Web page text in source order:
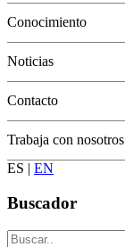
Adultos
Grandes
Conservación
Conocimiento
Noticias
Contacto
Trabaja con nosotros
ES | EN
Buscador